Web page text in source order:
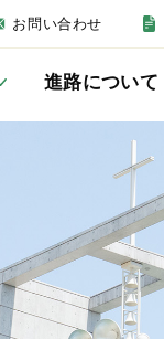
お問い合わせ
建学の精神・沿革
英語教育について
女子聖学院の一日
進路について
卒業後の進路
募集要項